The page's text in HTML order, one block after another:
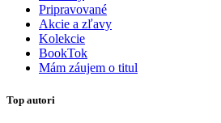
Pripravované
Akcie a zľavy
Kolekcie
BookTok
Mám záujem o titul
Top autori